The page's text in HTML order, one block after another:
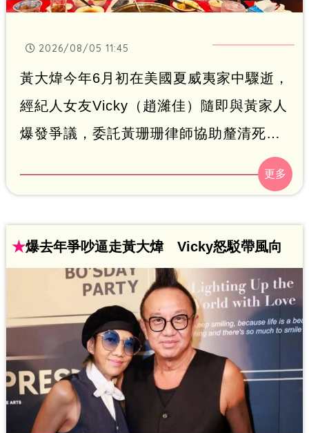
2026/08/05 11:45
黃大煒今年6月初在美國夏威夷家中驟逝，
經紀人女友Vicky（趙濰佳）隨即與黃家人
爆發爭議，委託黃珊珊律師協助釐清死因
及處理相關事務。事隔2個月，Vicky 4日
在社群平台分享近況，只見她與黃珊珊、
然臉上露出笑容，不過身形依舊消瘦，令
人心疼。
★爆去年爭吵逼走黃大煒 Vicky怒駁帶風向